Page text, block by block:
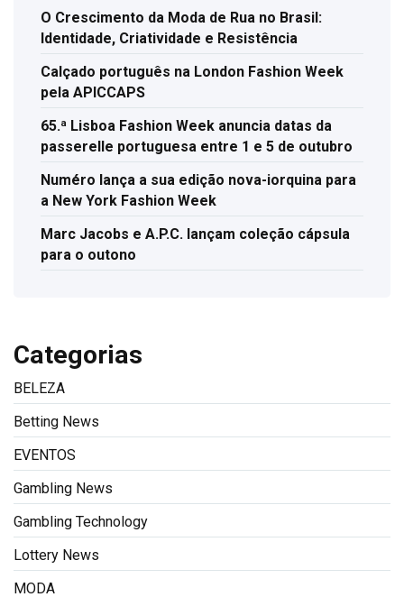
O Crescimento da Moda de Rua no Brasil:
Identidade, Criatividade e Resistência
Calçado português na London Fashion Week
pela APICCAPS
65.ª Lisboa Fashion Week anuncia datas da
passerelle portuguesa entre 1 e 5 de outubro
Numéro lança a sua edição nova-iorquina para
a New York Fashion Week
Marc Jacobs e A.P.C. lançam coleção cápsula
para o outono
Categorias
BELEZA
Betting News
EVENTOS
Gambling News
Gambling Technology
Lottery News
MODA